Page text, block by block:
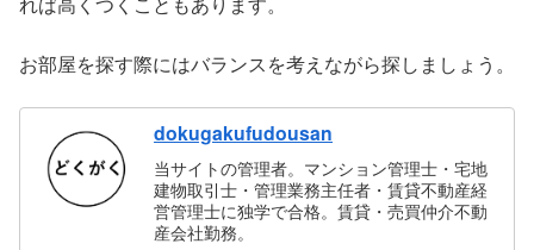
お部屋を探す際にはバランスを考えながら探しましょう。
dokugakufudousan
当サイトの管理者。マンション管理士・宅地
建物取引士・管理業務主任者・賃貸不動産経
営管理士に独学で合格。賃貸・売買仲介不動
産会社勤務。